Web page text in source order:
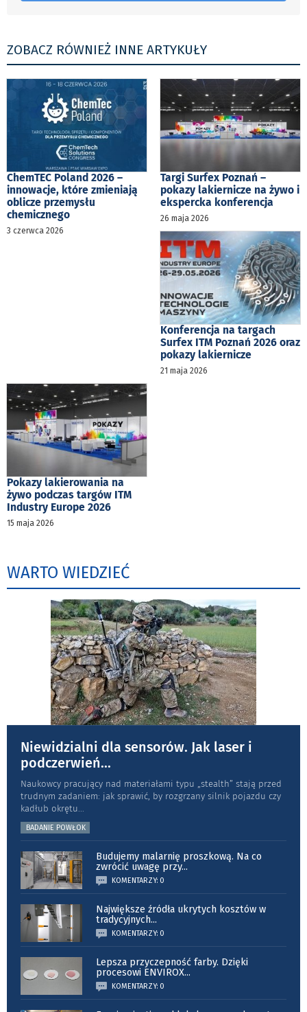
ZOBACZ RÓWNIEŻ INNE ARTYKUŁY
ChemTEC Poland 2026 –
innowacje, które zmieniają
oblicze przemysłu
chemicznego
3 czerwca 2026
Targi Surfex Poznań –
pokazy lakiernicze na żywo i
ekspercka konferencja
26 maja 2026
Konferencja na targach
Surfex ITM Poznań 2026 oraz
pokazy lakiernicze
21 maja 2026
Pokazy lakierowania na
żywo podczas targów ITM
Industry Europe 2026
15 maja 2026
WARTO WIEDZIEĆ
Niewidzialni dla sensorów. Jak laser i
podczerwień...
Naukowcy pracujący nad materiałami typu „stea­lth” stają przed
trudnym zadaniem: jak sprawić, by rozgrzany silnik pojazdu czy
kadłub okrętu...
BADANIE POWŁOK
Budujemy malarnię proszkową. Na co
zwrócić uwagę przy...
KOMENTARZY: 0
Największe źródła ukrytych kosztów w
tradycyjnych...
KOMENTARZY: 0
Lepsza przyczepność farby. Dzięki
procesowi ENVIROX...
KOMENTARZY: 0